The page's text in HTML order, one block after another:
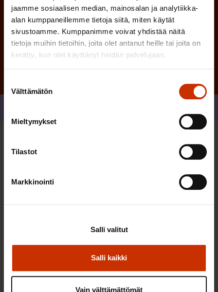
jaamme sosiaalisen median, mainosalan ja analytiikka-
alan kumppaneillemme tietoja siitä, miten käytät
sivustoamme. Kumppanimme voivat yhdistää näitä
tietoja muihin tietoihin, joita olet antanut heille tai joita on
kerätty, kun olet käyttänyt heidän palvelujaan.
valinta
Välttämätön
Mieltymykset
Tilastot
Markkinointi
Salli kaikki
Salli valitut
Vain välttämättömät
Tilaa
Sinua saattaa myös kiinnostaa